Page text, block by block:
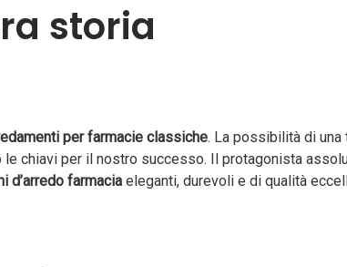
storia
per farmacie classiche. La possibilità di una
chiavi per il nostro successo. Il protagonista
d’arredo farmacia eleganti, durevoli e di qualità